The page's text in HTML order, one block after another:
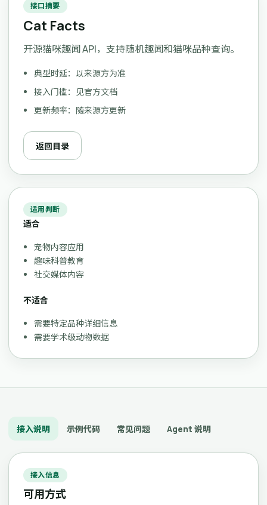
接口摘要
Cat Facts
开源猫咪趣闻 API，支持随机趣闻和猫咪品种查询。
典型时延：以来源方为准
接入门槛：见官方文档
更新频率：随来源方更新
返回目录
适用判断
适合
宠物内容应用
趣味科普教育
社交媒体内容
不适合
需要特定品种详细信息
需要学术级动物数据
接入说明 示例代码 常见问题 Agent 说明
接入信息
可用方式